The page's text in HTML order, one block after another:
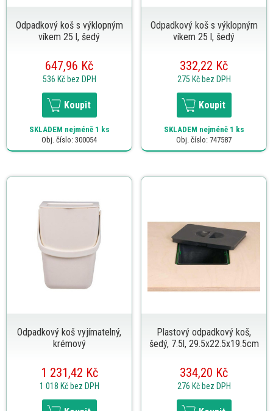
Odpadkový koš s výklopným
víkem 25 l, šedý
647,96 Kč
536 Kč bez DPH
Koupit
SKLADEM nejméně 1 ks
Obj. číslo: 300054
Odpadkový koš s výklopným
víkem 25 l, šedý
332,22 Kč
275 Kč bez DPH
Koupit
SKLADEM nejméně 1 ks
Obj. číslo: 747587
Odpadkový koš vyjímatelný,
krémový
1 231,42 Kč
1 018 Kč bez DPH
Plastový odpadkový koš,
šedý, 7.5l, 29.5x22.5x19.5cm
334,20 Kč
276 Kč bez DPH